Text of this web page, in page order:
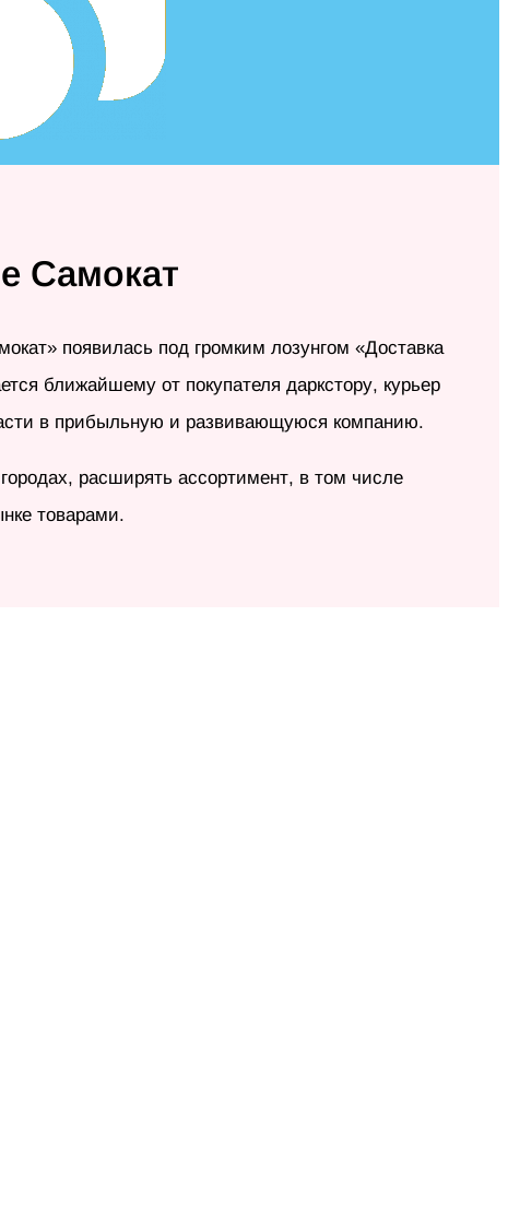
Самокат
появилась под громким лозунгом «Доставка
ближайшему от покупателя даркстору, курьер
в прибыльную и развивающуюся компанию.
расширять ассортимент, в том числе
товарами.